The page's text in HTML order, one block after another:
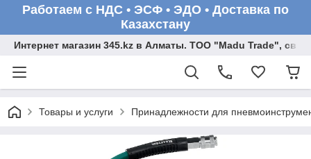
Работаем с НДС • ЭСФ • ЭДО • Доставка по
Казахстану
Интернет магазин 345.kz в Алматы. ТОО "Madu Trade",
Товары и услуги Принадлежности для